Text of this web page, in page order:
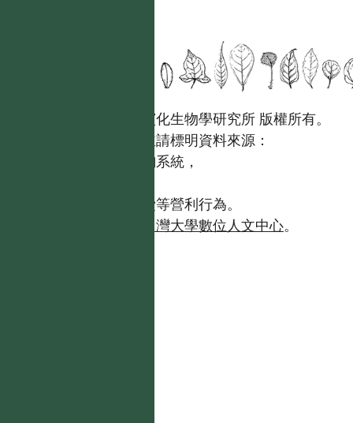
國立台灣大學生態學與演化生物學研究所 版權所有。
歡迎引用本網站資料，並請標明資料來源：
【台灣植物資訊整合查詢系統，
且不得有收取資料查詢費等營利行為。
台灣大學數位人文中心。